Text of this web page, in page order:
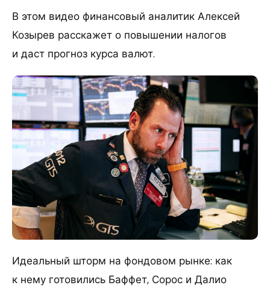
В этом видео финансовый аналитик Алексей
Козырев расскажет о повышении налогов
и даст прогноз курса валют.
Идеальный шторм на фондовом рынке: как
к нему готовились Баффет, Сорос и Далио